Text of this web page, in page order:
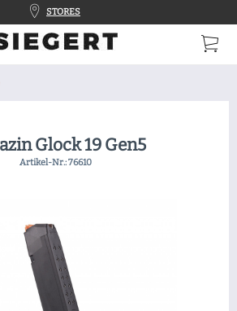
STORES
Glock 19 Gen5
Artikel-Nr.:76610